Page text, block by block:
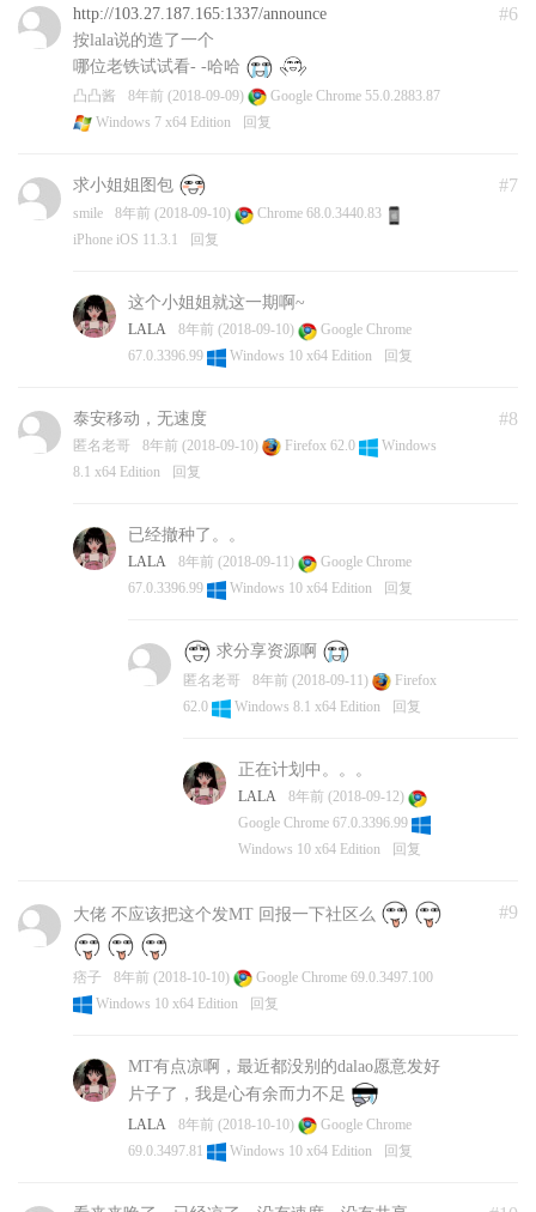
#6
http://103.27.187.165:1337/announce
按lala说的造了一个
哪位老铁试试看- -哈哈
凸凸酱 8年前 (2018-09-09)
Google Chrome 55.0.2883.87
Windows 7 x64 Edition
回复
#7
求小姐姐图包
smile 8年前 (2018-09-10)
Chrome 68.0.3440.83
iPhone iOS 11.3.1
回复
这个小姐姐就这一期啊~
LALA 8年前 (2018-09-10)
Google Chrome
67.0.3396.99
Windows 10 x64 Edition 回复
#8
泰安移动，无速度
匿名老哥 8年前 (2018-09-10) Firefox 62.0
Windows
8.1 x64 Edition
回复
已经撤种了。。
LALA 8年前 (2018-09-11)
Google Chrome
67.0.3396.99
Windows 10 x64 Edition 回复
求分享资源啊
匿名老哥 8年前 (2018-09-11)
Firefox
62.0
Windows 8.1 x64 Edition 回复
正在计划中。。。
LALA
8年前 (2018-09-12)
Google Chrome 67.0.3396.99
Windows 10 x64 Edition
回复
#9
大佬 不应该把这个发MT 回报一下社区么
痞子 8年前 (2018-10-10)
Google Chrome 69.0.3497.100
Windows 10 x64 Edition
回复
MT有点凉啊，最近都没别的dalao愿意发好
片子了，我是心有余而力不足
LALA 8年前 (2018-10-10)
Google Chrome
69.0.3497.81
Windows 10 x64 Edition 回复